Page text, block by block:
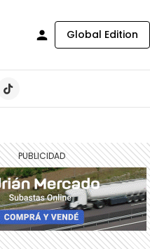
Global Edition